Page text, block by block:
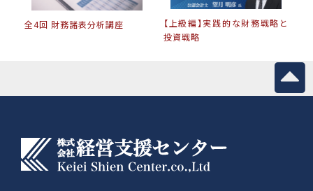
全4回 財務諸表分析講座
【上級編】実践的な財務戦略と
投資戦略